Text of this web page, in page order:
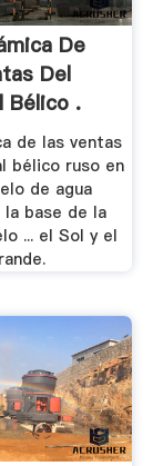
De
Del
Bélico .
de las ventas
bélico ruso en
de agua
base de la
... el Sol y el